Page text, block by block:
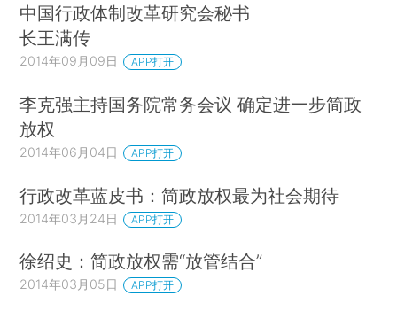
中国行政体制改革研究会秘书
长王满传
2014年09月09日 APP打开
李克强主持国务院常务会议 确定进一步简政
放权
2014年06月04日 APP打开
行政改革蓝皮书：简政放权最为社会期待
2014年03月24日 APP打开
徐绍史：简政放权需“放管结合”
2014年03月05日 APP打开